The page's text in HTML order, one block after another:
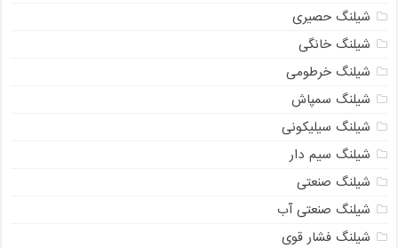
شیلنگ حصیری
شیلنگ خانگی
شیلنگ خرطومی
شیلنگ سمپاش
شیلنگ سیلیکونی
شیلنگ سیم دار
شیلنگ صنعتی
شیلنگ صنعتی آب
شیلنگ فشار قوی